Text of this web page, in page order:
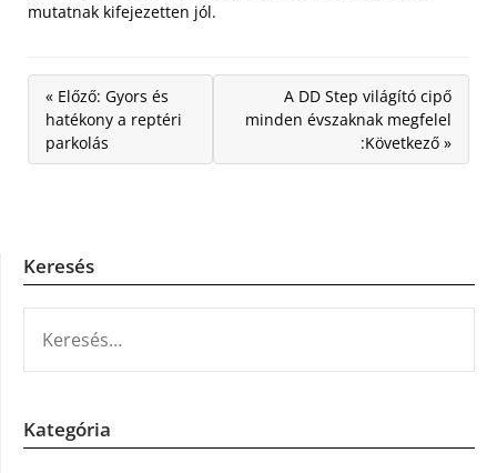
mutatnak kifejezetten jól.
« Előző: Gyors és
hatékony a reptéri
parkolás
A DD Step világító cipő
minden évszaknak megfelel
:Következő »
Keresés
Kategória